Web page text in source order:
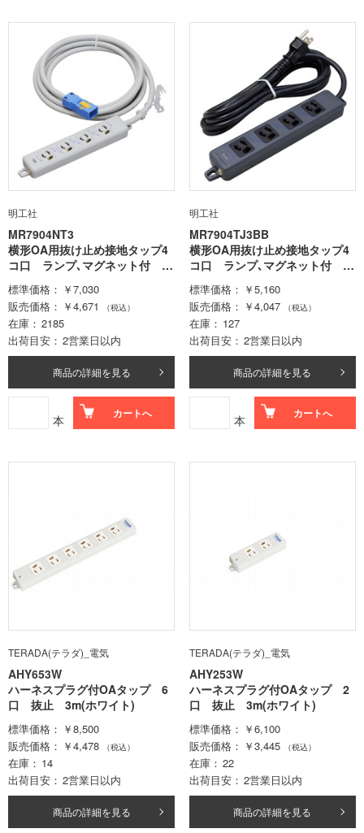
明工社
MR7904NT3
横形OA用抜け止め接地タップ4
コ口 ランプ､マグネット付 V
CT3mハーネスプラグ付
標準価格
￥7,030
販売価格
￥4,671 （税込）
在庫
2185
出荷目安
2営業日以内
商品の詳細を見る
本 カートへ
明工社
MR7904TJ3BB
横形OA用抜け止め接地タップ4
コ口 ランプ､マグネット付 V
CTF3m接地プラグ付黒
標準価格
￥5,160
販売価格
￥4,047 （税込）
在庫
127
出荷目安
2営業日以内
商品の詳細を見る
本 カートへ
TERADA(テラダ)_電気
AHY653W
ハーネスプラグ付OAタップ 6
口 抜止 3m(ホワイト)
標準価格
￥8,500
販売価格
￥4,478 （税込）
在庫
14
出荷目安
2営業日以内
商品の詳細を見る
TERADA(テラダ)_電気
AHY253W
ハーネスプラグ付OAタップ 2
口 抜止 3m(ホワイト)
標準価格
￥6,100
販売価格
￥3,445 （税込）
在庫
22
出荷目安
2営業日以内
商品の詳細を見る